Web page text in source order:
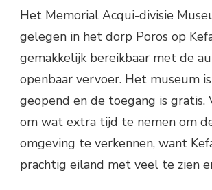
Het Memorial Acqui-divisie
gelegen in het dorp Poros op
gemakkelijk bereikbaar met de
openbaar vervoer. Het museum
geopend en de toegang is gratis.
om wat extra tijd te nemen om
omgeving te verkennen, want
prachtig eiland met veel te zien